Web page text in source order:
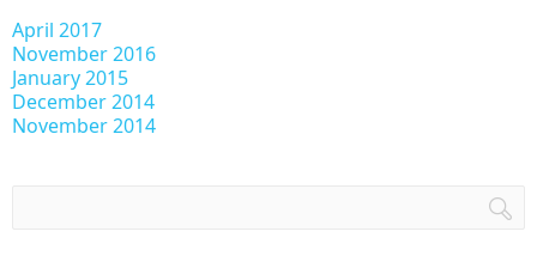
April 2017
November 2016
January 2015
December 2014
November 2014